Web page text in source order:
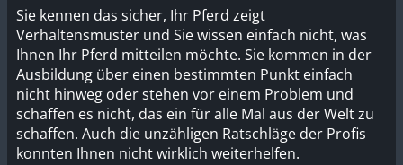
Sie kennen das sicher, Ihr Pferd zeigt
Verhaltensmuster und Sie wissen einfach nicht, was
Ihnen Ihr Pferd mitteilen möchte. Sie kommen in der
Ausbildung über einen bestimmten Punkt einfach
nicht hinweg oder stehen vor einem Problem und
schaffen es nicht, das ein für alle Mal aus der Welt zu
schaffen. Auch die unzähligen Ratschläge der Profis
konnten Ihnen nicht wirklich weiterhelfen.